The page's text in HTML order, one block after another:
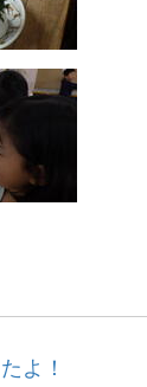
よ！